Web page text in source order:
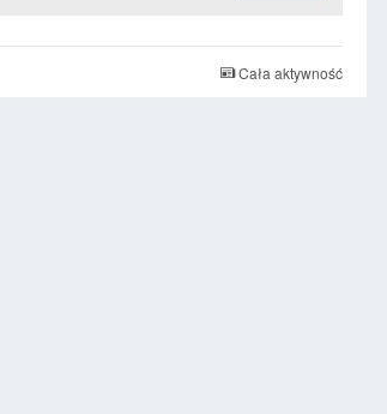
Cała aktywność